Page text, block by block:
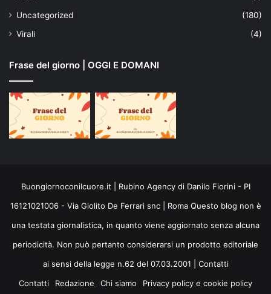
Uncategorized
(180)
Virali
(4)
Frase del giorno | OGGI E DOMANI
Buongiornoconilcuore.it | Rubino Agency di Danilo Fiorini - PI
16121021006 - Via Giolito De Ferrari snc | Roma Questo blog non è
una testata giornalistica, in quanto viene aggiornato senza alcuna
periodicità. Non può pertanto considerarsi un prodotto editoriale
ai sensi della legge n.62 del 07.03.2001 | Contatti
Contatti
Redazione Chi siamo Privacy policy e cookie policy